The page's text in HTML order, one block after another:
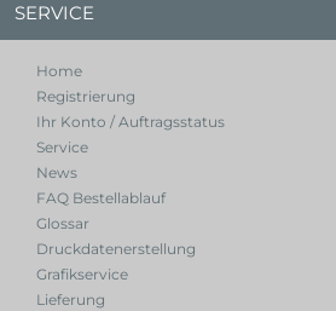
SERVICE
Home
Registrierung
Ihr Konto / Auftragsstatus
Service
News
FAQ Bestellablauf
Glossar
Druckdatenerstellung
Grafikservice
Lieferung